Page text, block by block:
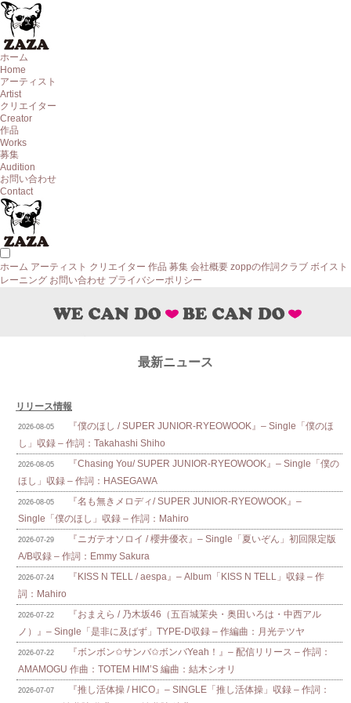
ホーム
Home
アーティスト
Artist
クリエイター
Creator
作品
Works
募集
Audition
お問い合わせ
Contact
ホーム アーティスト クリエイター 作品 募集 会社概要 zoppの作詞クラブ ボイスト
レーニング お問い合わせ プライバシーポリシー
最新ニュース
リリース情報
2026-08-05
『僕のほし / SUPER JUNIOR-RYEOWOOK』– Single「僕のほ
し」収録 – 作詞：Takahashi Shiho
2026-08-05
『Chasing You/ SUPER JUNIOR-RYEOWOOK』– Single「僕の
ほし」収録 – 作詞：HASEGAWA
2026-08-05
『名も無きメロディ/ SUPER JUNIOR-RYEOWOOK』–
Single「僕のほし」収録 – 作詞：Mahiro
2026-07-29
『ニガテオソロイ / 櫻井優衣』– Single「夏いぞん」初回限定版
A/B収録 – 作詞：Emmy Sakura
2026-07-24
『KISS N TELL / aespa』– Album「KISS N TELL」収録 – 作
詞：Mahiro
2026-07-22
『おまえら / 乃木坂46（五百城茉央・奥田いろは・中西アル
ノ）』– Single「是非に及ばず」TYPE-D収録 – 作編曲：月光テツヤ
2026-07-22
『ボンボン✩サンバ✩ボンバYeah！』– 配信リリース – 作詞：
AMAMOGU 作曲：TOTEM HIM’S 編曲：結木シオリ
2026-07-07
『推し活体操 / HICO』– SINGLE「推し活体操」収録 – 作詞：